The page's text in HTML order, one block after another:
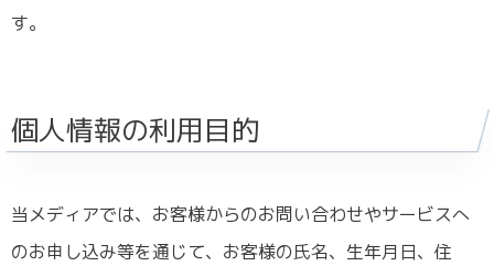
す。
個人情報の利用目的
当メディアでは、お客様からのお問い合わせやサービスへ
のお申し込み等を通じて、お客様の氏名、生年月日、住